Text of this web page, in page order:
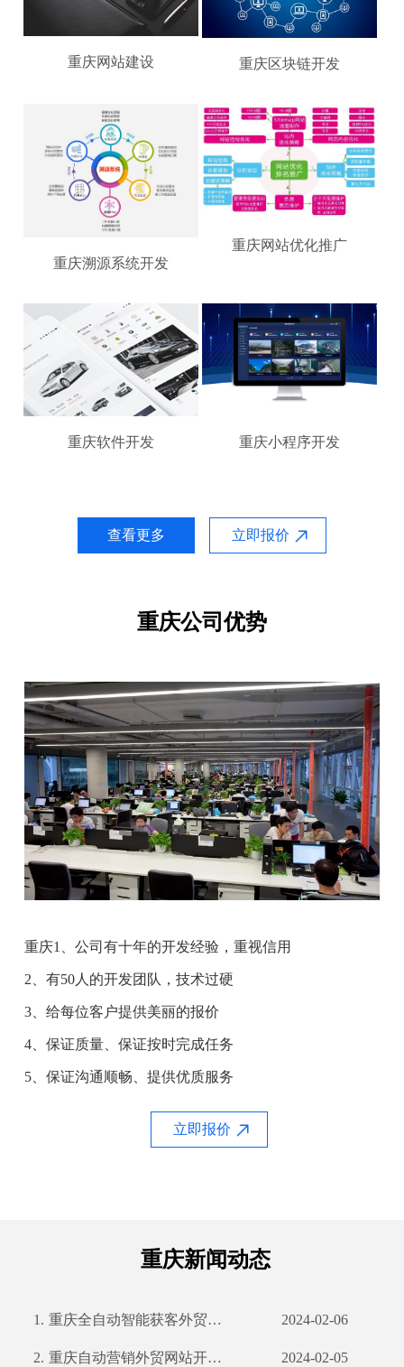
重庆网站建设 重庆区块链开发
重庆溯源系统开发
重庆网站优化推广
重庆软件开发 重庆小程序开发
查看更多 立即报价
重庆公司优势
重庆1、公司有十年的开发经验，重视信用
2、有50人的开发团队，技术过硬
3、给每位客户提供美丽的报价
4、保证质量、保证按时完成任务
5、保证沟通顺畅、提供优质服务
立即报价
重庆新闻动态
1. 重庆全自动智能获客外贸网站开发 2024-02-06
2. 重庆自动营销外贸网站开发:打造智能化外贸营销利器 2024-02-05